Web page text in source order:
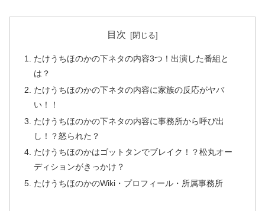
目次
たけうちほのかの下ネタの内容3つ！出演した番組と
は？
たけうちほのかの下ネタの内容に家族の反応がヤバ
い！！
たけうちほのかの下ネタの内容に事務所から呼び出
し！？怒られた？
たけうちほのかはゴットタンでブレイク！？松丸オー
ディションがきっかけ？
たけうちほのかのWiki・プロフィール・所属事務所